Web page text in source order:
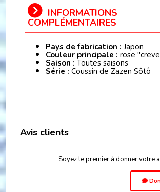
INFORMATIONS
COMPLÉMENTAIRES
Pays de fabrication : Japon
Couleur principale : rose
Saison : Toutes saisons
Série : Coussin de Zazen Sôtô
Avis clients
Soyez le premier à donner votre